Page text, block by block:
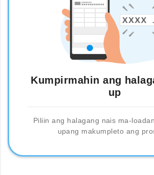
Kumpirmahin ang
up
Piliin ang halagang nais ma-
upang makumpleto ang